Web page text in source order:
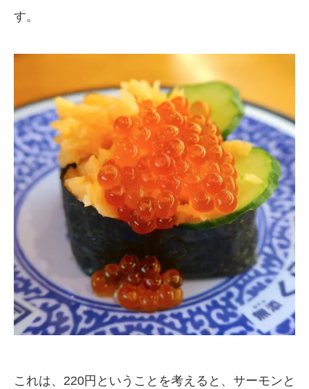
す。
これは、220円ということを考えると、サーモンと